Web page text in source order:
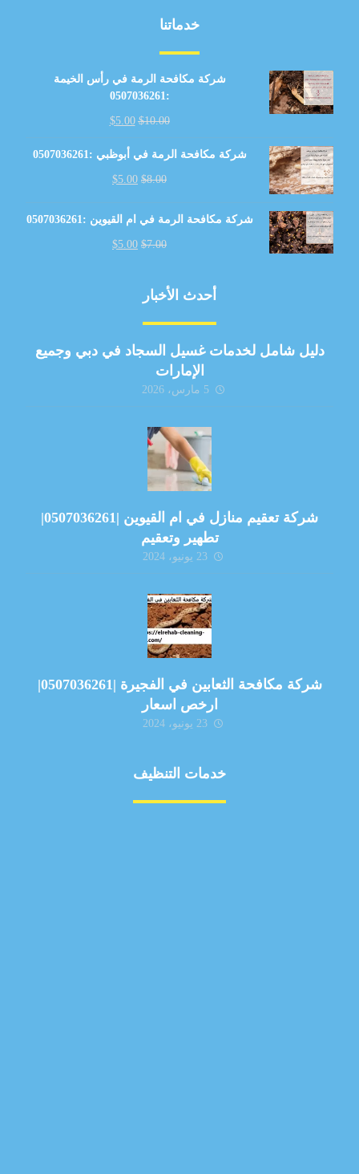
خدماتنا
شركة مكافحة الرمة في رأس الخيمة
:0507036261
$10.00
$5.00
شركة مكافحة الرمة في أبوظبي :0507036261
$8.00
$5.00
شركة مكافحة الرمة في ام القيوين :0507036261
$7.00
$5.00
أحدث الأخبار
دليل شامل لخدمات غسيل السجاد في دبي وجميع
الإمارات
5 مارس، 2026
شركة تعقيم منازل في ام القيوين |0507036261|
تطهير وتعقيم
23 يونيو، 2024
شركة مكافحة الثعابين في الفجيرة |0507036261|
ارخص اسعار
23 يونيو، 2024
خدمات التنظيف